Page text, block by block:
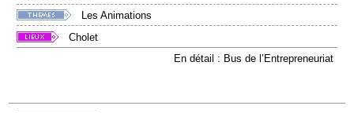
Les Animations
Cholet
En détail : Bus de l’Entrepreneuriat